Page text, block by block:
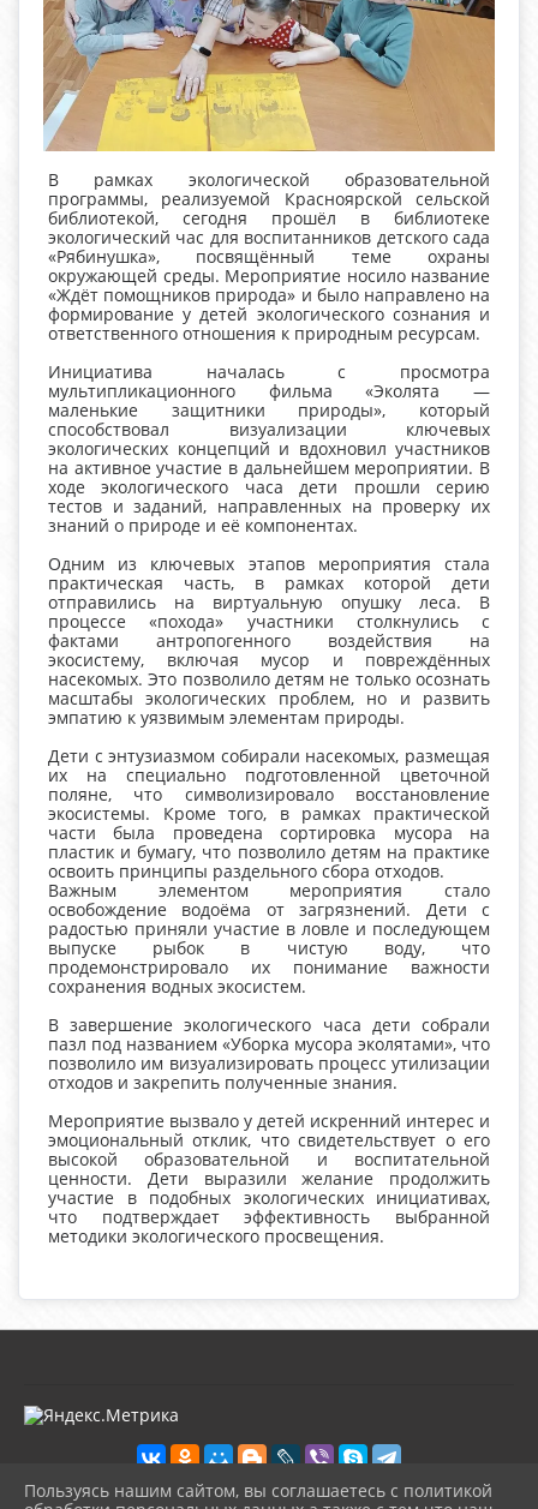
В рамках экологической образовательной
программы, реализуемой Красноярской сельской
библиотекой, сегодня прошёл в библиотеке
экологический час для воспитанников детского сада
«Рябинушка», посвящённый теме охраны
окружающей среды. Мероприятие носило название
«Ждёт помощников природа» и было направлено на
формирование у детей экологического сознания и
ответственного отношения к природным ресурсам.
Инициатива началась с просмотра
мультипликационного фильма «Эколята —
маленькие защитники природы», который
способствовал визуализации ключевых
экологических концепций и вдохновил участников
на активное участие в дальнейшем мероприятии. В
ходе экологического часа дети прошли серию
тестов и заданий, направленных на проверку их
знаний о природе и её компонентах.
Одним из ключевых этапов мероприятия стала
практическая часть, в рамках которой дети
отправились на виртуальную опушку леса. В
процессе «похода» участники столкнулись с
фактами антропогенного воздействия на
экосистему, включая мусор и повреждённых
насекомых. Это позволило детям не только осознать
масштабы экологических проблем, но и развить
эмпатию к уязвимым элементам природы.
Дети с энтузиазмом собирали насекомых, размещая
их на специально подготовленной цветочной
поляне, что символизировало восстановление
экосистемы. Кроме того, в рамках практической
части была проведена сортировка мусора на
пластик и бумагу, что позволило детям на практике
освоить принципы раздельного сбора отходов.
Важным элементом мероприятия стало
освобождение водоёма от загрязнений. Дети с
радостью приняли участие в ловле и последующем
выпуске рыбок в чистую воду, что
продемонстрировало их понимание важности
сохранения водных экосистем.
В завершение экологического часа дети собрали
пазл под названием «Уборка мусора эколятами», что
позволило им визуализировать процесс утилизации
отходов и закрепить полученные знания.
Мероприятие вызвало у детей искренний интерес и
эмоциональный отклик, что свидетельствует о его
высокой образовательной и воспитательной
ценности. Дети выразили желание продолжить
участие в подобных экологических инициативах,
что подтверждает эффективность выбранной
методики экологического просвещения.
Пользуясь нашим сайтом, вы соглашаетесь с политикой